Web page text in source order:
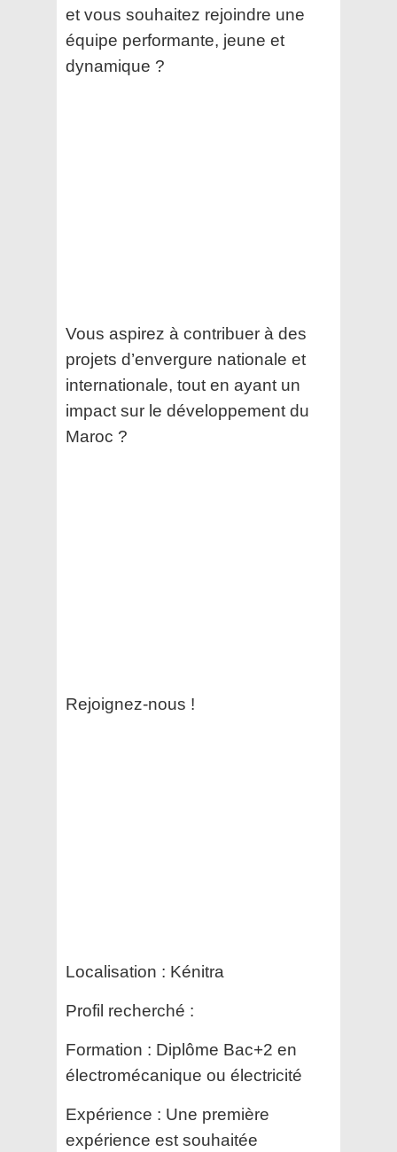
et vous souhaitez rejoindre une
équipe performante, jeune et
dynamique ?
Vous aspirez à contribuer à des
projets d’envergure nationale et
internationale, tout en ayant un
impact sur le développement du
Maroc ?
Rejoignez-nous !
Localisation : Kénitra
Profil recherché :
Formation : Diplôme Bac+2 en
électromécanique ou électricité
Expérience : Une première
expérience est souhaitée